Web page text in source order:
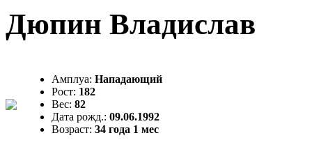
Дюпин Владислав
Амплуа: Нападающий
Рост: 182
Вес: 82
Дата рожд.: 09.06.1992
Возраст: 34 года 1 мес